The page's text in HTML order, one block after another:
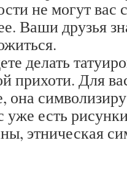
не могут
Ваши друзья
делать
прихоти. Для
она
уже есть
этническая